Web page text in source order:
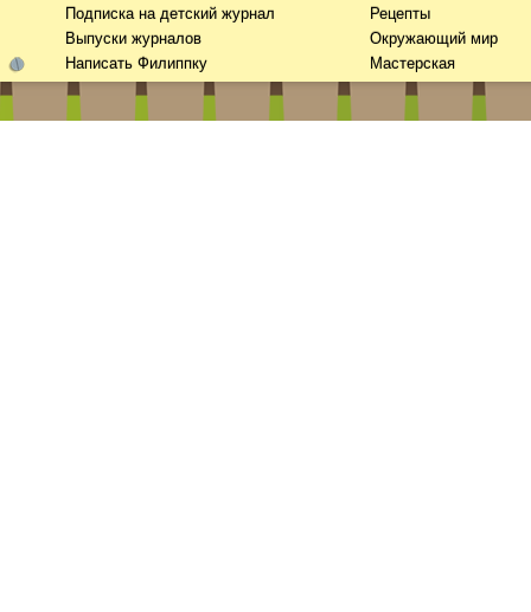
Подписка на детский журнал
Выпуски журналов
Написать Филиппку
Рецепты
Окружающий мир
Мастерская